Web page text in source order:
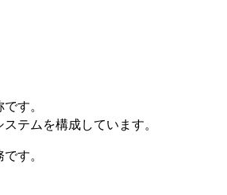
す。
テムを構成しています。
す。